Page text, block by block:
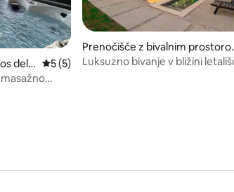
del T Povprečna ocena: 5 od 5, št. mnenj: 5
5 (5)
Prenočišče z bivalnim
v mestu Grecia
Luksuzno bivanje v bližini